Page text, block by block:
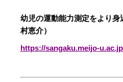
幼児の運動能力測定をより
村恵介）
https://sangaku.meijo-